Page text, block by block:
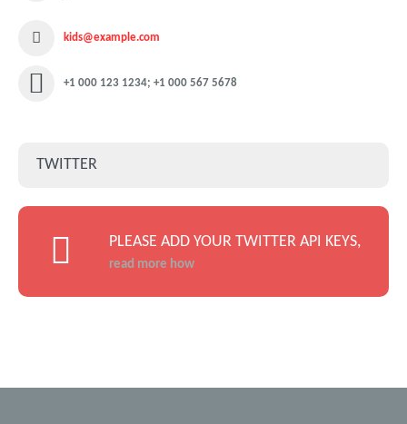
kids@example.com
+1 000 123 1234; +1 000 567 5678
TWITTER
PLEASE ADD YOUR TWITTER API KEYS,
read more how